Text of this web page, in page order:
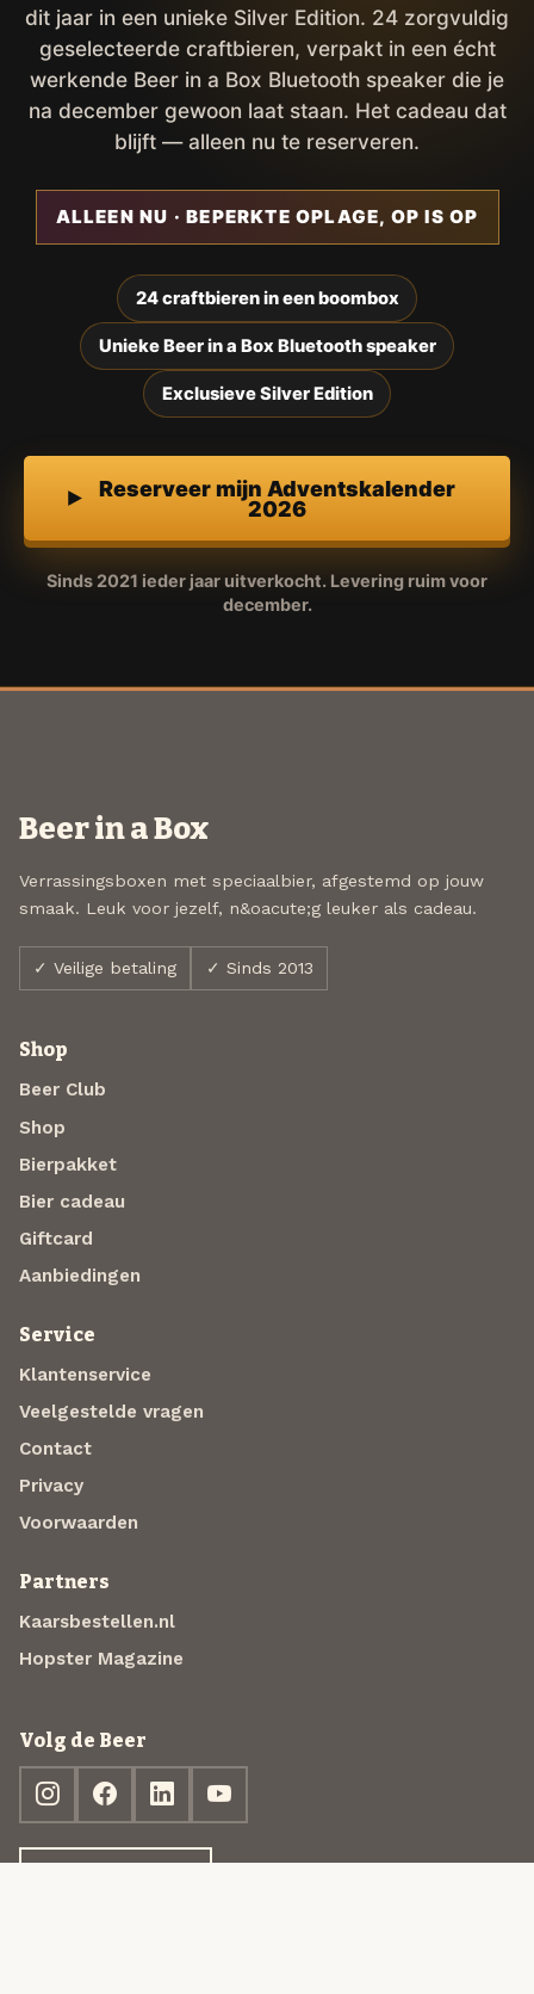
dit jaar in een unieke Silver Edition. 24 zorgvuldig
geselecteerde craftbieren, verpakt in een écht
werkende Beer in a Box Bluetooth speaker die je
na december gewoon laat staan. Het cadeau dat
blijft — alleen nu te reserveren.
ALLEEN NU · BEPERKTE OPLAGE, OP IS OP
24 craftbieren in een boombox
Unieke Beer in a Box Bluetooth speaker
Exclusieve Silver Edition
Reserveer mijn Adventskalender
2026
Sinds 2021 ieder jaar uitverkocht. Levering ruim voor
december.
Beer in a Box
Verrassingsboxen met speciaalbier, afgestemd op jouw
smaak. Leuk voor jezelf, n&oacute;g leuker als cadeau.
✓ Veilige betaling ✓ Sinds 2013
Shop
Beer Club
Shop
Bierpakket
Bier cadeau
Giftcard
Aanbiedingen
Service
Klantenservice
Veelgestelde vragen
Contact
Privacy
Voorwaarden
Partners
Kaarsbestellen.nl
Hopster Magazine
Volg de Beer